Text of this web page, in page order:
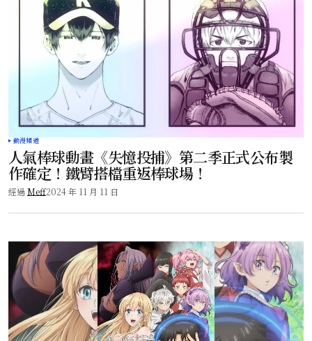
動漫頻道
人氣棒球動畫《失憶投捕》第二季正式公布製
作確定！鐵臂搭檔重返棒球場！
經過 Meff2024 年 11 月 11 日